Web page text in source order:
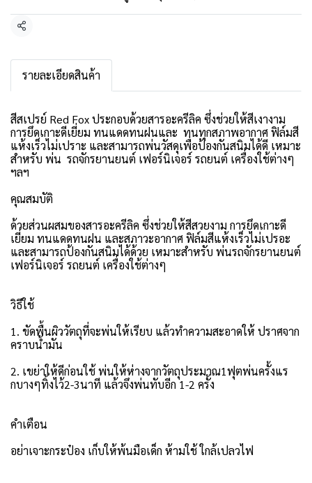
แชร์
รายละเอียดสินค้า
สีสเปรย์ Red Fox ประกอบด้วยสารอะครีลิค ซึ่งช่วยให้สีเงางาม
การยึดเกาะดีเยี่ยม ทนแดดทนฝนและ ทนทุกสภาพอากาศ ฟิล์มสี
แห้งเร็วไม่เปราะ และสามารถพ่นวัสดุเพื่อป้องกันสนิมได้ดี เหมาะ
สำหรับ พ่น รถจักรยานยนต์ เฟอร์นิเจอร์ รถยนต์ เครื่องใช้ต่างๆ
ฯลฯ
คุณสมบัติ
ด้วยส่วนผสมของสารอะครีลิค ซึ่งช่วยให้สีสวยงาม การยึดเกาะดี
เยี่ยม ทนแดดทนฝน และสภาวะอากาศ ฟิล์มสีแห้งเร็วไม่เปรอะ
และสามารถป้องกันสนิมได้ด้วย เหมาะสำหรับ พ่นรถจักรยานยนต์
เฟอร์นิเจอร์ รถยนต์ เครื่องใช้ต่างๆ
วิธีใช้
1. ขัดพื้นผิววัตถุที่จะพ่นให้เรียบ แล้วทำความสะอาดให้ ปราศจาก
คราบน้ำมัน
2. เขย่าให้ดีก่อนใช้ พ่นให้ห่างจากวัตถุประมาณ1ฟุตพ่นครั้งแร
กบางๆทิ้งไว้2-3นาที แล้วจึงพ่นทับอีก 1-2 ครั้ง
คำเตือน
อย่าเจาะกระป๋อง เก็บให้พ้นมือเด็ก ห้ามใช้ ใกล้เปลวไฟ